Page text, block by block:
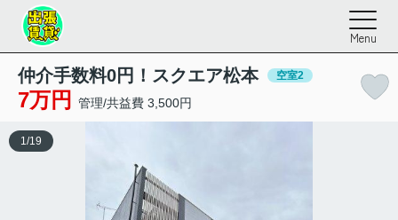
Menu
仲介手数料0円！スクエア松本 空室2
7万円 管理/共益費 3,500円
1 /19